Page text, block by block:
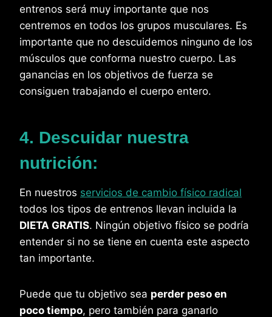
entrenos será muy importante que nos
centremos en todos los grupos musculares. Es
importante que no descuidemos ninguno de los
músculos que conforma nuestro cuerpo. Las
ganancias en los objetivos de fuerza se
consiguen trabajando el cuerpo entero.
4. Descuidar nuestra
nutrición:
En nuestros servicios de cambio físico radical
todos los tipos de entrenos llevan incluida la
DIETA GRATIS. Ningún objetivo físico se podría
entender si no se tiene en cuenta este aspecto
tan importante.
Puede que tu objetivo sea perder peso en
poco tiempo, pero también para ganarlo